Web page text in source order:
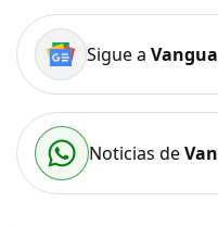
Sigue a
Noticias de